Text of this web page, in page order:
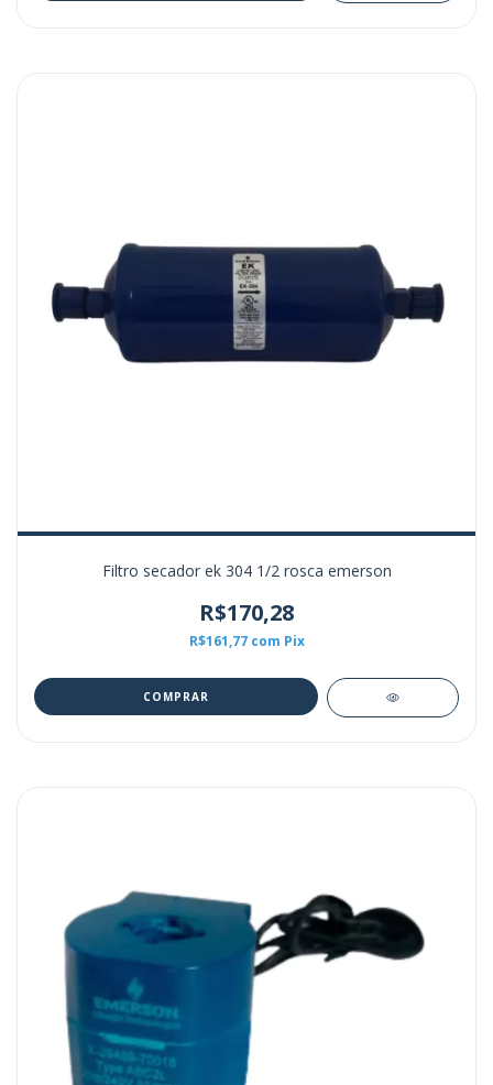
Filtro secador ek 304 1/2 rosca emerson
R$170,28
R$161,77 com Pix